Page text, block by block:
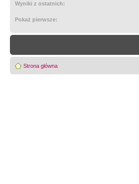
Wyniki z ostatnich:
Pokaż pierwsze:
Strona główna